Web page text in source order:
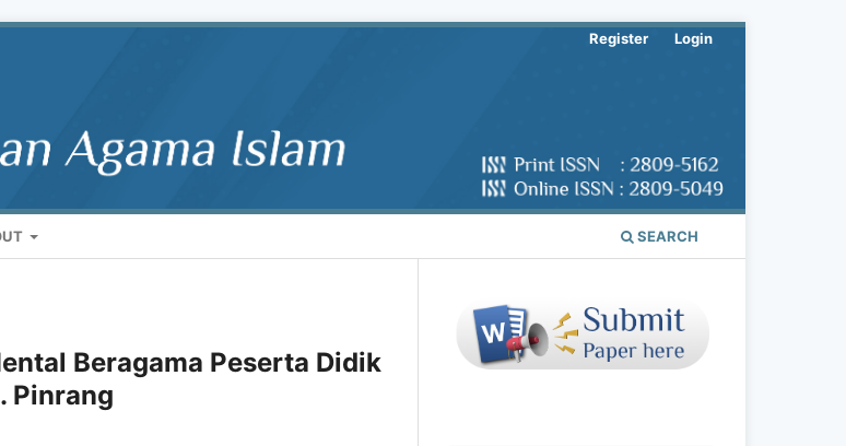
SEARCH
Register Login
Beragama Peserta Didik
Pinrang